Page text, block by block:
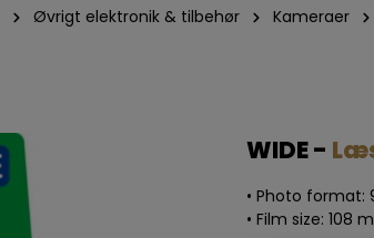
Øvrigt elektronik & tilbehør Kameraer
WIDE -
• Photo
• Film size: 108